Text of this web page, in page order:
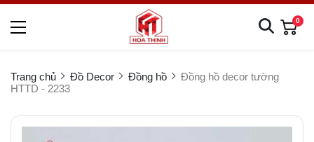
0
Trang chủ Đồ Decor Đồng hồ
Đồng hồ decor tường
HTTD - 2233